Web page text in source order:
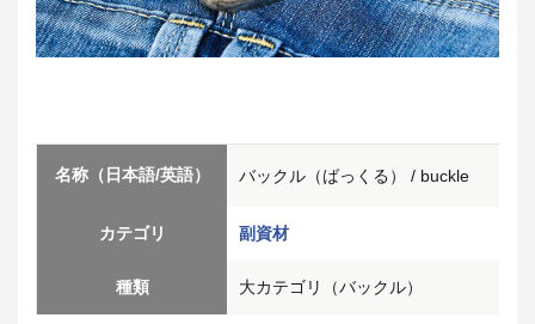
名称（日本語/英語） バックル（ばっくる） / buckle
カテゴリ 副資材
種類 大カテゴリ（バックル）